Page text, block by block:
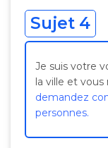
Sujet 4
Je suis votre
la ville et vous
demandez
personnes.